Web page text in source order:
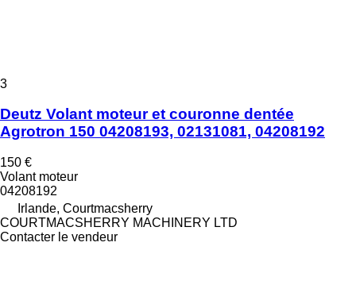
3
Deutz Volant moteur et couronne dentée
Agrotron 150 04208193, 02131081, 04208192
150 €
Volant moteur
04208192
Irlande, Courtmacsherry
COURTMACSHERRY MACHINERY LTD
Contacter le vendeur